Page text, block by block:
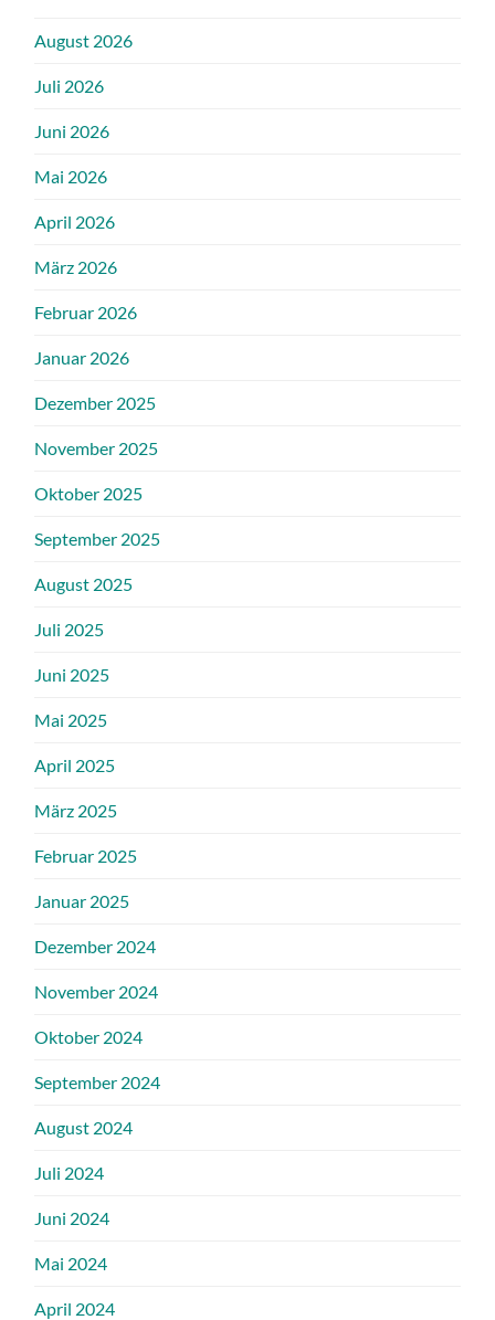
August 2026
Juli 2026
Juni 2026
Mai 2026
April 2026
März 2026
Februar 2026
Januar 2026
Dezember 2025
November 2025
Oktober 2025
September 2025
August 2025
Juli 2025
Juni 2025
Mai 2025
April 2025
März 2025
Februar 2025
Januar 2025
Dezember 2024
November 2024
Oktober 2024
September 2024
August 2024
Juli 2024
Juni 2024
Mai 2024
April 2024